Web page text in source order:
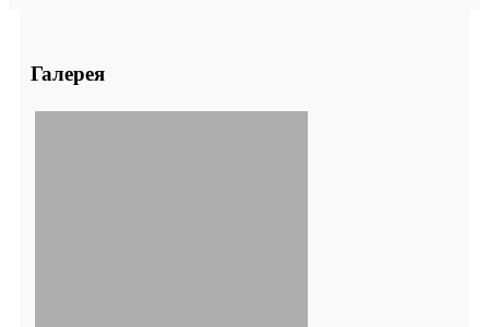
Галерея